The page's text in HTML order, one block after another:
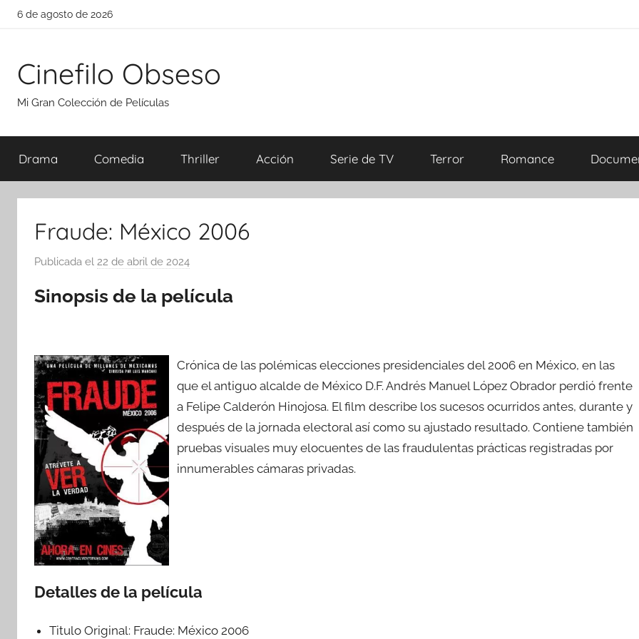
Saltar
6 de agosto de 2026
Cinefilo Obseso
Mi Gran Colección de Películas
Drama Comedia Thriller Acción Serie de TV Terror Romance
Fraude: México 2006
Publicada el 22 de abril de 2024
r
Sinopsis de la película
Crónica de las polémicas elecciones presidenciales del 2006 en México, en las
que el antiguo alcalde de México D.F. Andrés Manuel López Obrador perdió frente
a Felipe Calderón Hinojosa. El film describe los sucesos ocurridos antes, durante y
después de la jornada electoral así como su ajustado resultado. Contiene también
pruebas visuales muy elocuentes de las fraudulentas prácticas registradas por
innumerables cámaras privadas.
Detalles de la película
Titulo Original: Fraude: México 2006